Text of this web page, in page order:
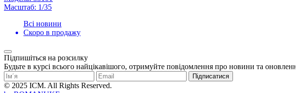
Масштаб: 1/35
Всі новини
Скоро в продажу
Підпишіться на розсилку
Будьте в курсі всього найцікавішого, отримуйте повідомлення про новини та
Підписатися
© 2025 ICM. All Rights Reserved.